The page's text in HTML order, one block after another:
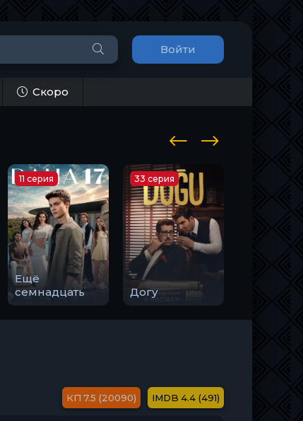
Войти
Скоро
Ещё
семнадцать
11 серия
Догу
33 серия
7.5 (20090) 4.4 (491)